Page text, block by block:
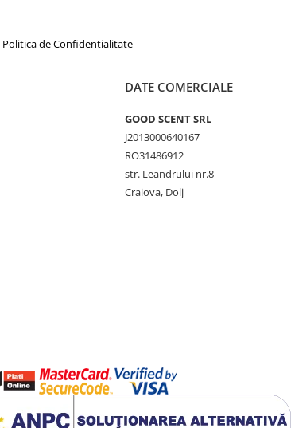
Politica de Confidentialitate
DATE COMERCIALE
GOOD SCENT SRL
J2013000640167
RO31486912
str. Leandrului nr.8
Craiova, Dolj